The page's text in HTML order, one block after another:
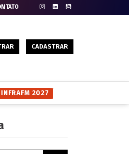
CADASTRAR
INFRAFM 2027